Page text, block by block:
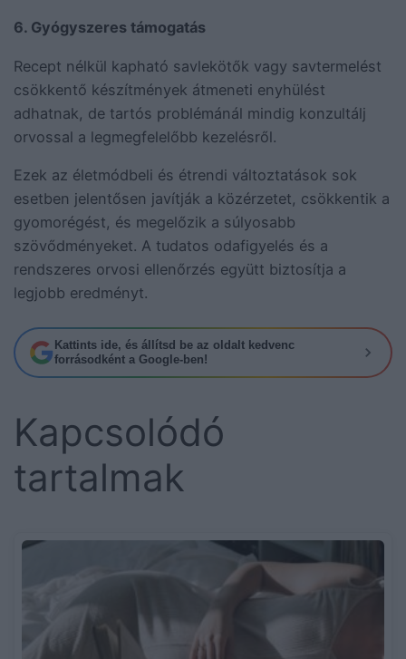
6. Gyógyszeres támogatás
Recept nélkül kapható savlekötők vagy savtermelést
csökkentő készítmények átmeneti enyhülést
adhatnak, de tartós problémánál mindig konzultálj
orvossal a legmegfelelőbb kezelésről.
Ezek az életmódbeli és étrendi változtatások sok
esetben jelentősen javítják a közérzetet, csökkentik a
gyomorégést, és megelőzik a súlyosabb
szövődményeket. A tudatos odafigyelés és a
rendszeres orvosi ellenőrzés együtt biztosítja a
legjobb eredményt.
Kattints ide, és állítsd be az oldalt kedvenc
forrásodként a Google-ben!
Kapcsolódó
tartalmak